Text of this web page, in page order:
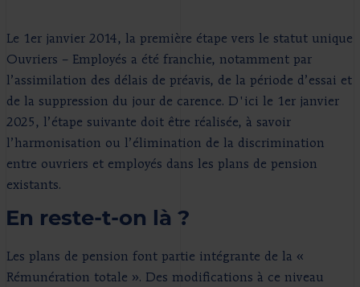
Le 1er janvier 2014, la première étape vers le statut unique
Ouvriers – Employés a été franchie, notamment par
l’assimilation des délais de préavis, de la période d’essai et
de la suppression du jour de carence. D'ici le 1er janvier
2025, l’étape suivante doit être réalisée, à savoir
l’harmonisation ou l’élimination de la discrimination
entre ouvriers et employés dans les plans de pension
existants.
En reste-t-on là ?
Les plans de pension font partie intégrante de la «
Rémunération totale ». Des modifications à ce niveau